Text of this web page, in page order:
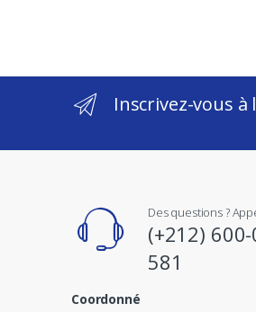
Inscrivez-vous
Des questions ?
(+212)
581
Coordonné